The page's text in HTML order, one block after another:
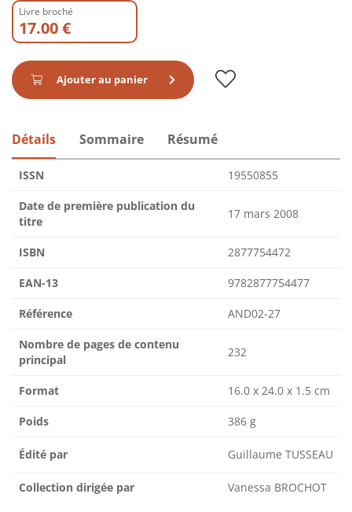
Livre broché
17.00 €
Ajouter au panier
Détails Sommaire Résumé
ISSN 19550855
Date de première publication du
titre
17 mars 2008
ISBN 2877754472
EAN-13 9782877754477
Référence AND02-27
Nombre de pages de contenu
principal
232
Format 16.0 x 24.0 x 1.5 cm
Poids 386 g
Édité par Guillaume TUSSEAU
Collection dirigée par Vanessa BROCHOT